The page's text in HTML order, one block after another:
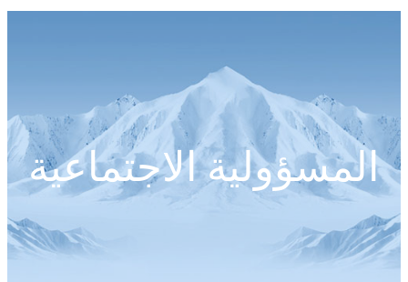
المسؤولية الاجتماعية